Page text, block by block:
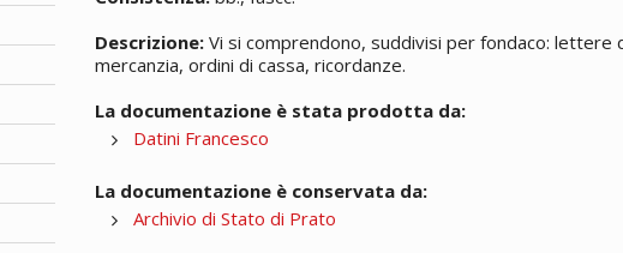
Descrizione: Vi si comprendono, suddivisi per fondaco: lettere
mercanzia, ordini di cassa, ricordanze.
La documentazione è stata prodotta da:
Datini Francesco
La documentazione è conservata da:
Archivio di Stato di Prato